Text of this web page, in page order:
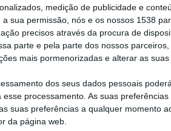
medição de publicidade e
a sua permissão, nós e os nossos 1538
precisos através da procura de
parte e pela parte dos nossos
mais pormenorizadas e alterar as
dos seus dados pessoais
processamento. As suas
suas preferências a qualquer momento
da página web.